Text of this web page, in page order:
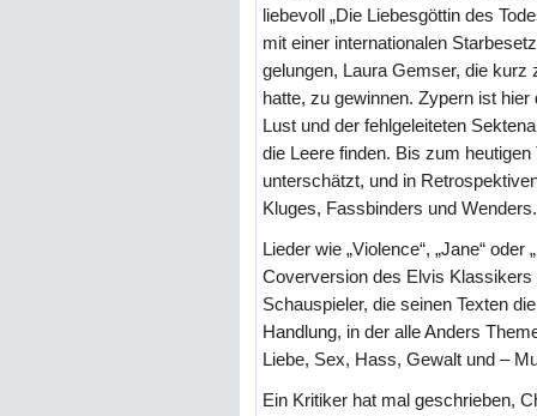
liebevoll „Die Liebesgöttin des
mit einer internationalen
gelungen, Laura Gemser, die kurz
hatte, zu gewinnen. Zypern ist
Lust und der fehlgeleiteten
die Leere finden. Bis zum
unterschätzt, und in
Kluges, Fassbinders und Wenders.
Lieder wie „Violence“, „Jane“
Coverversion des Elvis Klassikers
Schauspieler, die seinen Texten
Handlung, in der alle Anders
Liebe, Sex, Hass, Gewalt und –
Ein Kritiker hat mal geschrieben,